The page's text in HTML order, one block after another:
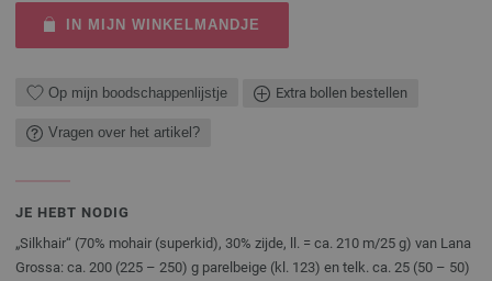
IN MIJN WINKELMANDJE
Op mijn boodschappenlijstje Extra bollen bestellen
Vragen over het artikel?
JE HEBT NODIG
„Silkhair“ (70% mohair (superkid), 30% zijde, ll. = ca. 210 m/25 g) van Lana
Grossa: ca. 200 (225 – 250) g parelbeige (kl. 123) en telk. ca. 25 (50 – 50)